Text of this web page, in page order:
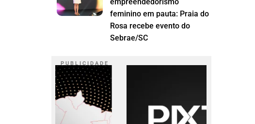
feminino em pauta: Praia do
Rosa recebe evento do
Sebrae/SC
P U B L I C I D A D E